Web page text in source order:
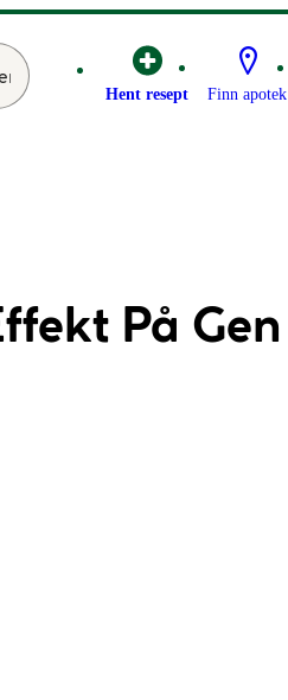
Hent resept Finn apotek
På Gen